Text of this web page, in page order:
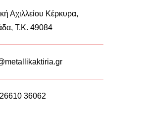
Αχιλλείου Κέρκυρα,
Τ.Κ. 49084
36062